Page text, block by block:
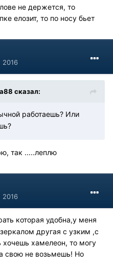
не держется, то
елозит, то по носу бьет
2016
сказал:
работаешь? Или
так .....леплю
2016
которая удобна,у меня
другая с узким ,с
хочешь хамелеон, то могу
свою не возьмешь! Но